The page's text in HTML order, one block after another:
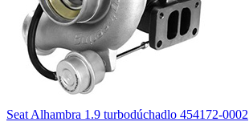
Seat Alhambra 1.9 turbodúchadlo 454172-0002